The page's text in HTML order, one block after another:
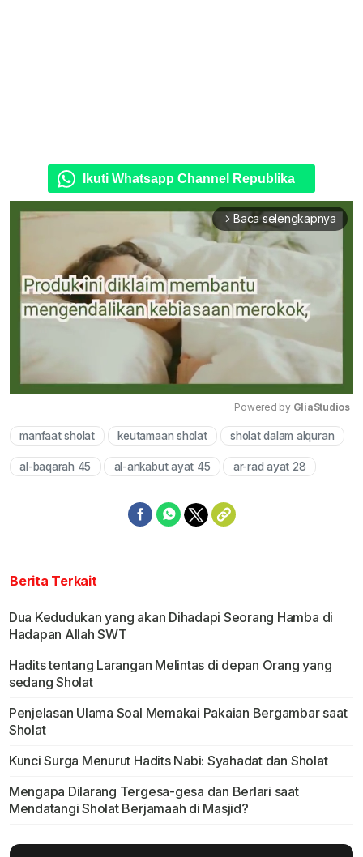
Ikuti Whatsapp Channel Republika
arrow_forward_ios Baca selengkapnya
Mute
Powered by GliaStudios
manfaat sholat keutamaan sholat sholat dalam alquran
al-baqarah 45 al-ankabut ayat 45 ar-rad ayat 28
Berita Terkait
Dua Kedudukan yang akan Dihadapi Seorang Hamba di
Hadapan Allah SWT
Hadits tentang Larangan Melintas di depan Orang yang
sedang Sholat
Penjelasan Ulama Soal Memakai Pakaian Bergambar saat
Sholat
Kunci Surga Menurut Hadits Nabi: Syahadat dan Sholat
Mengapa Dilarang Tergesa-gesa dan Berlari saat
Mendatangi Sholat Berjamaah di Masjid?